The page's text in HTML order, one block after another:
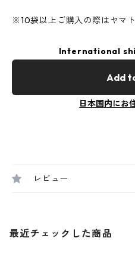
※10袋以上ご購入の際はヤマ
International
Add
日本国内にお
レビュー
最近チェックした商品